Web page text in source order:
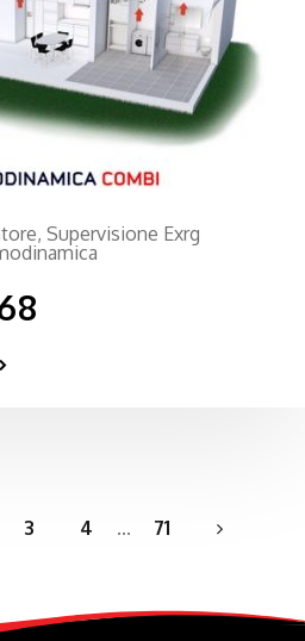
, Supervisione Exrg
3 4 ... 71